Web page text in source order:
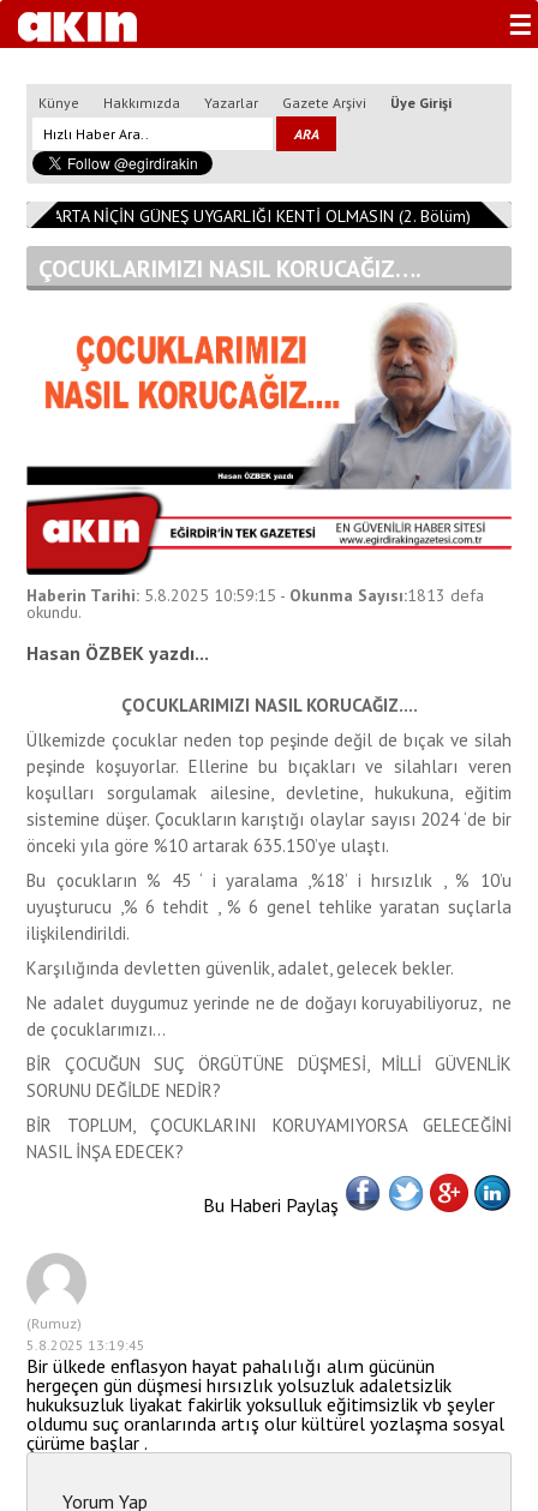
☰
Künye Hakkımızda Yazarlar Gazete Arşivi Üye Girişi
ISPARTA NİÇİN GÜNEŞ UYGARLIĞI KENTİ OLMASIN (2. Bölüm)
ÇOCUKLARIMIZI NASIL KORUCAĞIZ….
Haberin Tarihi: 5.8.2025 10:59:15 - Okunma Sayısı:1813 defa
okundu.
Hasan ÖZBEK yazdı...
ÇOCUKLARIMIZI NASIL KORUCAĞIZ….
Ülkemizde çocuklar neden top peşinde değil de bıçak ve silah
peşinde koşuyorlar. Ellerine bu bıçakları ve silahları veren
koşulları sorgulamak ailesine, devletine, hukukuna, eğitim
sistemine düşer. Çocukların karıştığı olaylar sayısı 2024 ‘de bir
önceki yıla göre %10 artarak 635.150’ye ulaştı.
Bu çocukların % 45 ‘ i yaralama ,%18’ i hırsızlık , % 10’u
uyuşturucu ,% 6 tehdit , % 6 genel tehlike yaratan suçlarla
ilişkilendirildi.
Karşılığında devletten güvenlik, adalet, gelecek bekler.
Ne adalet duygumuz yerinde ne de doğayı koruyabiliyoruz, ne
de çocuklarımızı…
BİR ÇOCUĞUN SUÇ ÖRGÜTÜNE DÜŞMESİ, MİLLİ GÜVENLİK
SORUNU DEĞİLDE NEDİR?
BİR TOPLUM, ÇOCUKLARINI KORUYAMIYORSA GELECEĞİNİ
NASIL İNŞA EDECEK?
Bu Haberi Paylaş
(Rumuz)
5.8.2025 13:19:45
Bir ülkede enflasyon hayat pahalılığı alım gücünün
hergeçen gün düşmesi hırsızlık yolsuzluk adaletsizlik
hukuksuzluk liyakat fakirlik yoksulluk eğitimsizlik vb şeyler
oldumu suç oranlarında artış olur kültürel yozlaşma sosyal
çürüme başlar .
Yorum Yap